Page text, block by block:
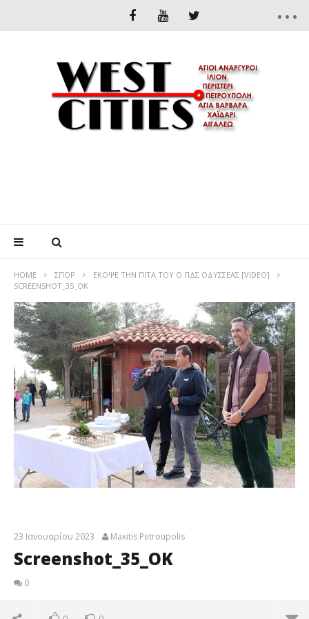
HOME ΣΠΟΡ
ΕΚΟΨΕ ΤΗΝ ΠΙΤΑ ΤΟΥ Ο ΠΔΣ ΟΔΥΣΣΕΑΣ [VIDEO]
SCREENSHOT_35_ΟΚ
23 Ιανουαρίου 2023 Maxitis Petroupolis
Screenshot_35_ΟΚ
0